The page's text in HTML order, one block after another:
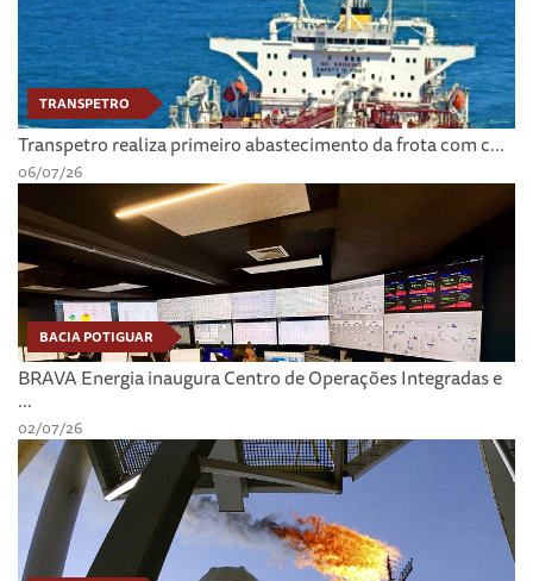
TRANSPETRO
Transpetro realiza primeiro abastecimento da frota com c...
06/07/26
BACIA POTIGUAR
BRAVA Energia inaugura Centro de Operações Integradas e
...
02/07/26